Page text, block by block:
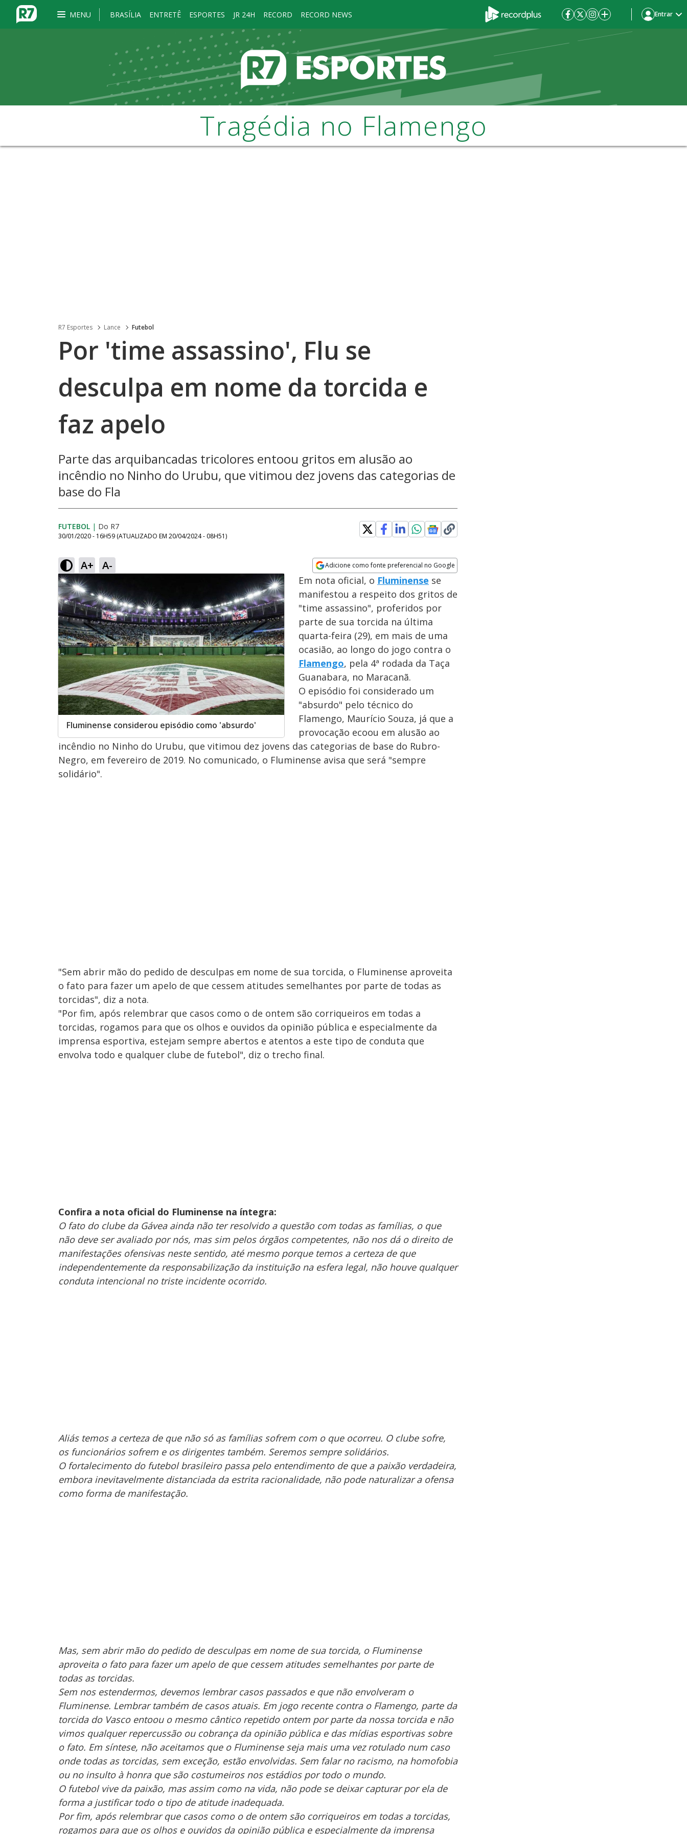
MENU BRASÍLIA ENTRETÊ ESPORTES JR 24H RECORD RECORD NEWS Entrar
Tragédia no Flamengo
R7 Esportes Lance Futebol
Por 'time assassino', Flu se
desculpa em nome da torcida e
faz apelo
Parte das arquibancadas tricolores entoou gritos em alusão ao
incêndio no Ninho do Urubu, que vitimou dez jovens das categorias de
base do Fla
FUTEBOL | Do R7
30/01/2020 - 16H59 (ATUALIZADO EM 20/04/2024 - 08H51)
A+ A- Adicione como fonte preferencial no Google
Opens in new window
Fluminense considerou episódio como 'absurdo'
Em nota oficial, o Fluminense se
manifestou a respeito dos gritos de
"time assassino", proferidos por
parte de sua torcida na última
quarta-feira (29), em mais de uma
ocasião, ao longo do jogo contra o
Flamengo, pela 4ª rodada da Taça
Guanabara, no Maracanã.
O episódio foi considerado um
"absurdo" pelo técnico do
Flamengo, Maurício Souza, já que a
provocação ecoou em alusão ao
incêndio no Ninho do Urubu, que vitimou dez jovens das categorias de base do Rubro-
Negro, em fevereiro de 2019. No comunicado, o Fluminense avisa que será "sempre
solidário".
"Sem abrir mão do pedido de desculpas em nome de sua torcida, o Fluminense aproveita
o fato para fazer um apelo de que cessem atitudes semelhantes por parte de todas as
torcidas", diz a nota.
"Por fim, após relembrar que casos como o de ontem são corriqueiros em todas a
torcidas, rogamos para que os olhos e ouvidos da opinião pública e especialmente da
imprensa esportiva, estejam sempre abertos e atentos a este tipo de conduta que
envolva todo e qualquer clube de futebol", diz o trecho final.
Confira a nota oficial do Fluminense na íntegra:
O fato do clube da Gávea ainda não ter resolvido a questão com todas as famílias, o que
não deve ser avaliado por nós, mas sim pelos órgãos competentes, não nos dá o direito de
manifestações ofensivas neste sentido, até mesmo porque temos a certeza de que
independentemente da responsabilização da instituição na esfera legal, não houve qualquer
conduta intencional no triste incidente ocorrido.
Aliás temos a certeza de que não só as famílias sofrem com o que ocorreu. O clube sofre,
os funcionários sofrem e os dirigentes também. Seremos sempre solidários.
O fortalecimento do futebol brasileiro passa pelo entendimento de que a paixão verdadeira,
embora inevitavelmente distanciada da estrita racionalidade, não pode naturalizar a ofensa
como forma de manifestação.
Mas, sem abrir mão do pedido de desculpas em nome de sua torcida, o Fluminense
aproveita o fato para fazer um apelo de que cessem atitudes semelhantes por parte de
todas as torcidas.
Sem nos estendermos, devemos lembrar casos passados e que não envolveram o
Fluminense. Lembrar também de casos atuais. Em jogo recente contra o Flamengo, parte da
torcida do Vasco entoou o mesmo cântico repetido ontem por parte da nossa torcida e não
vimos qualquer repercussão ou cobrança da opinião pública e das mídias esportivas sobre
o fato. Em síntese, não aceitamos que o Fluminense seja mais uma vez rotulado num caso
onde todas as torcidas, sem exceção, estão envolvidas. Sem falar no racismo, na homofobia
ou no insulto à honra que são costumeiros nos estádios por todo o mundo.
O futebol vive da paixão, mas assim como na vida, não pode se deixar capturar por ela de
forma a justificar todo o tipo de atitude inadequada.
Por fim, após relembrar que casos como o de ontem são corriqueiros em todas a torcidas,
rogamos para que os olhos e ouvidos da opinião pública e especialmente da imprensa